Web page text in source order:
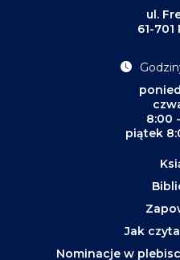
ul.
61-
8:00
piątek
Jak
Nominacje w